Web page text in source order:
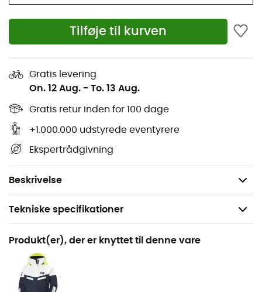
Tilføje til kurven
Gratis levering
On. 12 Aug. - To. 13 Aug.
Gratis retur inden for 100 dage
+1.000.000 udstyrede eventyrere
Ekspertrådgivning
Beskrivelse
Kile i skridtet for bedre bevægelsesfrihed
Udvendig strop til ophæng
Frontåbning med ventilationskonstruktion
Elastiske, justerbare seler
Artikulerede knæ for bedre komfort og pasform
Stof med genanvendt indhold
PFC-fri vandafvisende behandling
Tekniske specifikationer
Anbefales til
Køn
Produkt(er), der er knyttet til denne vare